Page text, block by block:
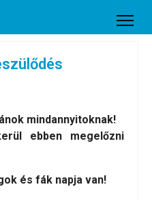
mindannyitoknak!
ebben megelőzni
és fák napja van!